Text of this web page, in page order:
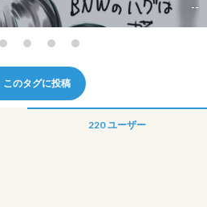
--
このタグに投稿
220 ユーザー